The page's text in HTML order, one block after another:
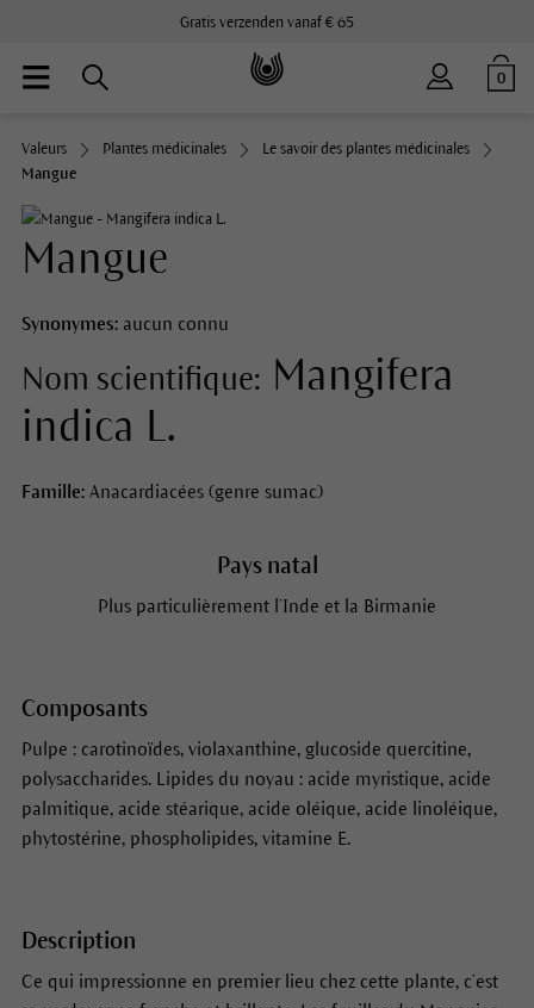
Gratis verzenden vanaf € 65
0
Valeurs Plantes médicinales
Le savoir des plantes médicinales
Mangue
Mangue
Synonymes:aucun connu
Nom scientifique: Mangifera
indica L.
Famille:Anacardiacées (genre sumac)
Pays natal
Plus particulièrement l’Inde et la Birmanie
Composants
Pulpe : carotinoïdes, violaxanthine, glucoside quercitine,
polysaccharides. Lipides du noyau : acide myristique, acide
palmitique, acide stéarique, acide oléique, acide linoléique,
phytostérine, phospholipides, vitamine E.
Description
Ce qui impressionne en premier lieu chez cette plante, c’est